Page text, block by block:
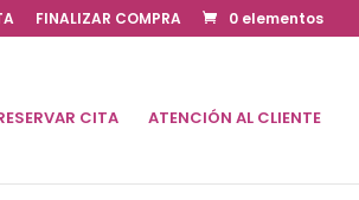
FINALIZAR COMPRA 0 elementos
CITA ATENCIÓN AL CLIENTE